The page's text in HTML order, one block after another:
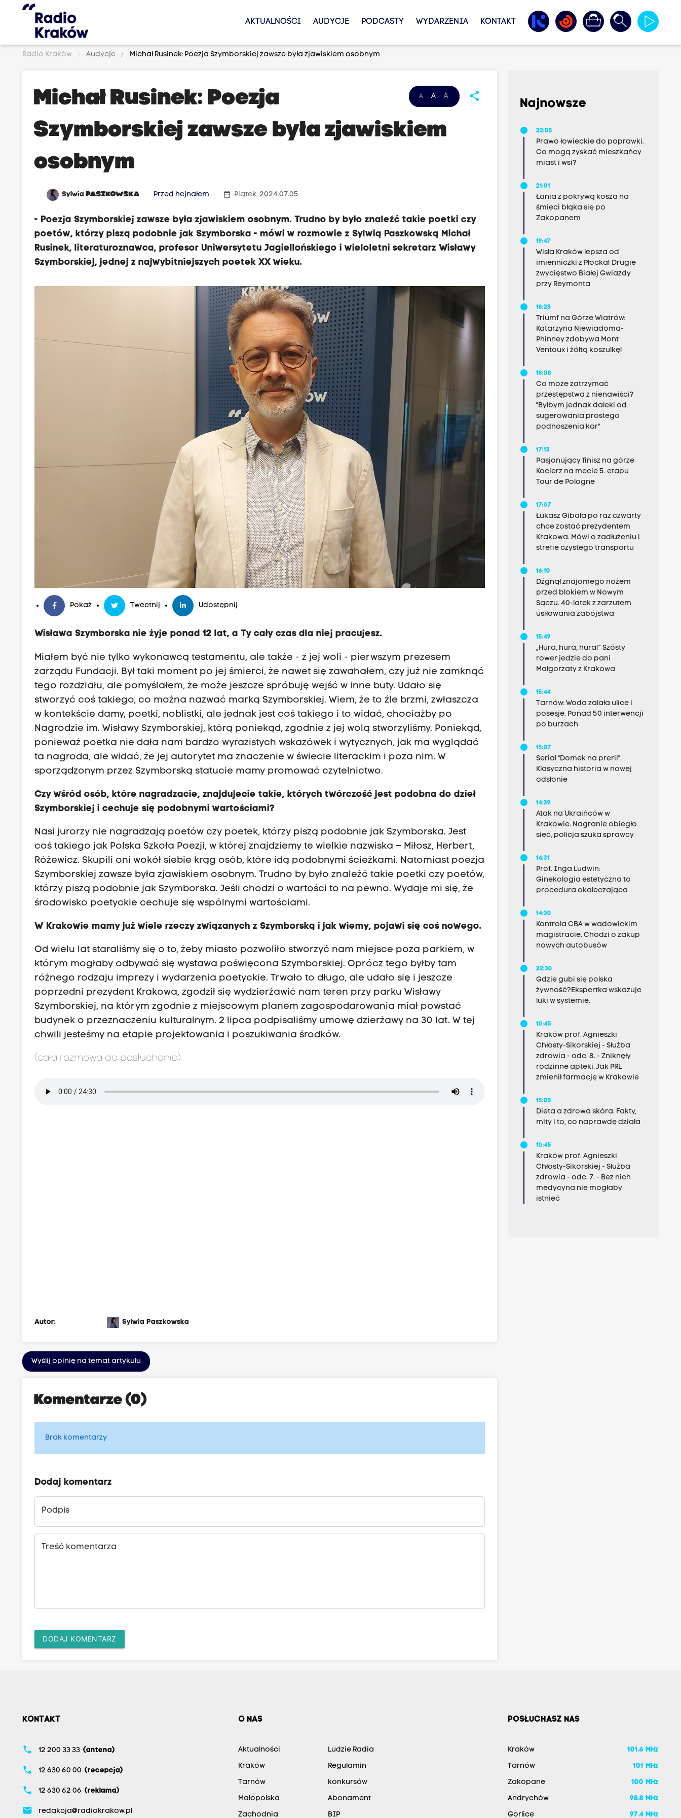
AKTUALNOŚCI AUDYCJE PODCASTY WYDARZENIA KONTAKT
Radio Kraków Audycje Michał Rusinek: Poezja Szymborskiej zawsze była zjawiskiem osobnym
A A A share
Michał Rusinek: Poezja
Szymborskiej zawsze była zjawiskiem
osobnym
SylwiaPASZKOWSKA Przed hejnałem date_range Piątek, 2024.07.05
- Poezja Szymborskiej zawsze była zjawiskiem osobnym. Trudno by było znaleźć takie poetki czy
poetów, którzy piszą podobnie jak Szymborska - mówi w rozmowie z Sylwią Paszkowską Michał
Rusinek, literaturoznawca, profesor Uniwersytetu Jagiellońskiego i wieloletni sekretarz Wisławy
Szymborskiej, jednej z najwybitniejszych poetek XX wieku.
Pokaż Tweetnij Udostępnij
Wisława Szymborska nie żyje ponad 12 lat, a Ty cały czas dla niej pracujesz.
Miałem być nie tylko wykonawcą testamentu, ale także - z jej woli - pierwszym prezesem
zarządu Fundacji. Był taki moment po jej śmierci, że nawet się zawahałem, czy już nie zamknąć
tego rozdziału, ale pomyślałem, że może jeszcze spróbuję wejść w inne buty. Udało się
stworzyć coś takiego, co można nazwać marką Szymborskiej. Wiem, że to źle brzmi, zwłaszcza
w kontekście damy, poetki, noblistki, ale jednak jest coś takiego i to widać, chociażby po
Nagrodzie im. Wisławy Szymborskiej, którą poniekąd, zgodnie z jej wolą stworzyliśmy. Poniekąd,
ponieważ poetka nie dała nam bardzo wyrazistych wskazówek i wytycznych, jak ma wyglądać
ta nagroda, ale widać, że jej autorytet ma znaczenie w świecie literackim i poza nim. W
sporządzonym przez Szymborską statucie mamy promować czytelnictwo.
Czy wśród osób, które nagradzacie, znajdujecie takie, których twórczość jest podobna do dzieł
Szymborskiej i cechuje się podobnymi wartościami?
Nasi jurorzy nie nagradzają poetów czy poetek, którzy piszą podobnie jak Szymborska. Jest
coś takiego jak Polska Szkoła Poezji, w której znajdziemy te wielkie nazwiska – Miłosz, Herbert,
Różewicz. Skupili oni wokół siebie krąg osób, które idą podobnymi ścieżkami. Natomiast poezja
Szymborskiej zawsze była zjawiskiem osobnym. Trudno by było znaleźć takie poetki czy poetów,
którzy piszą podobnie jak Szymborska. Jeśli chodzi o wartości to na pewno. Wydaje mi się, że
środowisko poetyckie cechuje się wspólnymi wartościami.
W Krakowie mamy już wiele rzeczy związanych z Szymborską i jak wiemy, pojawi się coś nowego.
Od wielu lat staraliśmy się o to, żeby miasto pozwoliło stworzyć nam miejsce poza parkiem, w
którym mogłaby odbywać się wystawa poświęcona Szymborskiej. Oprócz tego byłby tam
różnego rodzaju imprezy i wydarzenia poetyckie. Trwało to długo, ale udało się i jeszcze
poprzedni prezydent Krakowa, zgodził się wydzierżawić nam teren przy parku Wisławy
Szymborskiej, na którym zgodnie z miejscowym planem zagospodarowania miał powstać
budynek o przeznaczeniu kulturalnym. 2 lipca podpisaliśmy umowę dzierżawy na 30 lat. W tej
chwili jesteśmy na etapie projektowania i poszukiwania środków.
(cała rozmowa do posłuchania)
Autor: Sylwia Paszkowska
Wyślij opinię na temat artykułu
Komentarze (0)
Brak komentarzy
Dodaj komentarz
Podpis
Treść komentarza
DODAJ KOMENTARZ
Najnowsze
22:05
Prawo łowieckie do poprawki.
Co mogą zyskać mieszkańcy
miast i wsi?
21:01
Łania z pokrywą kosza na
śmieci błąka się po
Zakopanem
19:47
Wisła Kraków lepsza od
imienniczki z Płocka! Drugie
zwycięstwo Białej Gwiazdy
przy Reymonta
18:23
Triumf na Górze Wiatrów:
Katarzyna Niewiadoma-
Phinney zdobywa Mont
Ventoux i żółtą koszulkę!
18:08
Co może zatrzymać
przestępstwa z nienawiści?
"Byłbym jednak daleki od
sugerowania prostego
podnoszenia kar"
17:13
Pasjonujący finisz na górze
Kocierz na mecie 5. etapu
Tour de Pologne
17:07
Łukasz Gibała po raz czwarty
chce zostać prezydentem
Krakowa. Mówi o zadłużeniu i
strefie czystego transportu
16:10
Dźgnął znajomego nożem
przed blokiem w Nowym
Sączu. 40-latek z zarzutem
usiłowania zabójstwa
15:49
„Hura, hura, hura!” Szósty
rower jedzie do pani
Małgorzaty z Krakowa
15:44
Tarnów: Woda zalała ulice i
posesje. Ponad 50 interwencji
po burzach
15:07
Serial "Domek na prerii".
Klasyczna historia w nowej
odsłonie
14:39
Atak na Ukraińców w
Krakowie. Nagranie obiegło
sieć, policja szuka sprawcy
14:31
Prof. Inga Ludwin:
Ginekologia estetyczna to
procedura okaleczająca
14:30
Kontrola CBA w wadowickim
magistracie. Chodzi o zakup
nowych autobusów
22:30
Gdzie gubi się polska
żywność?Ekspertka wskazuje
luki w systemie.
10:45
Kraków prof. Agnieszki
Chłosty-Sikorskiej - Służba
zdrowia - odc. 8. - Zniknęły
rodzinne apteki. Jak PRL
zmienił farmację w Krakowie
15:05
Dieta a zdrowa skóra. Fakty,
mity i to, co naprawdę działa
10:45
Kraków prof. Agnieszki
Chłosty-Sikorskiej - Służba
zdrowia - odc. 7. - Bez nich
medycyna nie mogłaby
istnieć
KONTAKT
phone 12 200 33 33 (antena)
phone 12 630 60 00 (recepcja)
phone 12 630 62 06 (reklama)
email redakcja@radiokrakow.pl
O NAS
Aktualności
Kraków
Tarnów
Małopolska
Zachodnia
Ludzie Radia
Regulamin
konkursów
Abonament
BIP
POSŁUCHASZ NAS
Kraków 101.6 MHz
Tarnów 101 MHz
Zakopane 100 MHz
Andrychów 98.8 MHz
Gorlice 97.4 MHz